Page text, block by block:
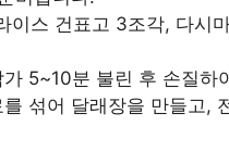
이스 건표고 3조각, 다시
5~10분 불린 후 손질하
섞어 달래장을 만들고,